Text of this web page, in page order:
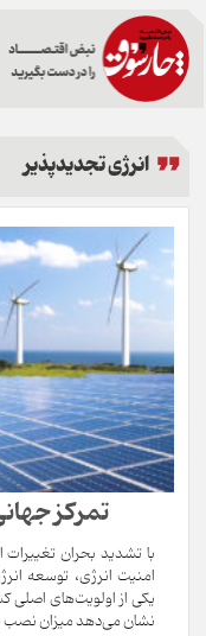
انرژی تجدیدپذیر
تمرکز
با تشدید بحران
امنیت انرژی، توسعه
یکی از اولویت‌های اصلی
نشان می‌دهد میزان نصب